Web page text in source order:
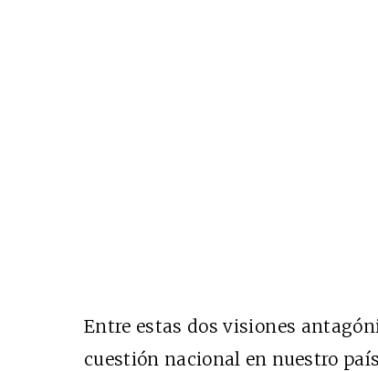
Entre estas dos visiones
cuestión nacional en nuestro